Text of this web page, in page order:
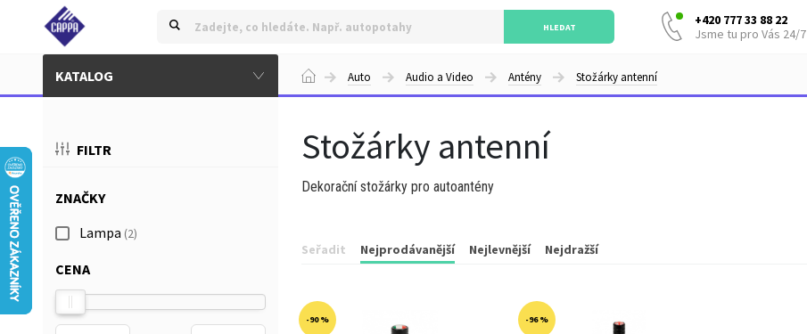
HLEDAT
+420 777 33 88 22
Jsme tu pro Vás 24/7
KATALOG Auto Audio a Video Antény Stožárky antenní
FILTR
ZNAČKY
Lampa (2)
CENA
Stožárky antenní
Dekorační stožárky pro autoantény
Seřadit Nejprodávanější Nejlevnější Nejdražší
-90 % -96 %